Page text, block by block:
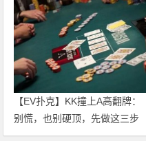
【EV扑克】KK撞上A高翻牌：
别慌，也别硬顶，先做这三步